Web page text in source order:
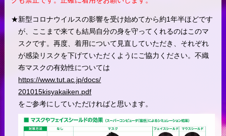
新型コロナウイルスの影響を受け始めてから約1年半ほどです
が、ここまで来ても結局自分の身を守ってくれるのはこのマ
スクです。再度、着用について見直していただき、それぞれ
が感染リスクを下げていただくようにご協力ください。不織
布マスクの有効性については
https://www.tut.ac.jp/docs/
201015kisyakaiken.pdf
をご参考にしていただければと思います。